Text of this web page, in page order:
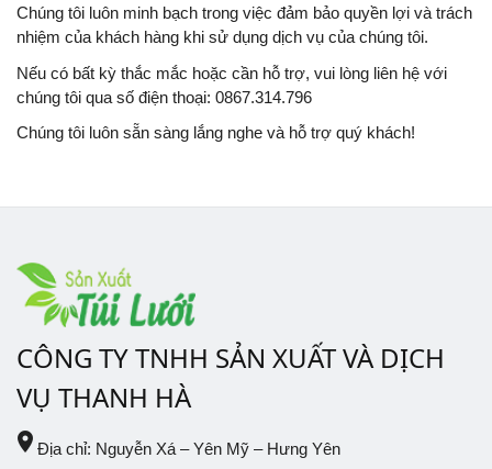
Chúng tôi luôn minh bạch trong việc đảm bảo quyền lợi và trách
nhiệm của khách hàng khi sử dụng dịch vụ của chúng tôi.
Nếu có bất kỳ thắc mắc hoặc cần hỗ trợ, vui lòng liên hệ với
chúng tôi qua số điện thoại: 0867.314.796
Chúng tôi luôn sẵn sàng lắng nghe và hỗ trợ quý khách!
CÔNG TY TNHH SẢN XUẤT VÀ DỊCH
VỤ THANH HÀ
placeĐịa chỉ: Nguyễn Xá – Yên Mỹ – Hưng Yên